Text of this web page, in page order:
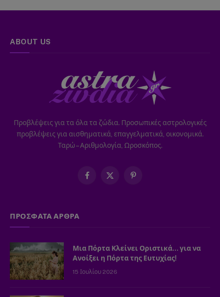
ABOUT US
Προβλέψεις για τα όλα τα ζώδια. Προσωπικές αστρολογικές
προβλέψεις για αισθηματικά, επαγγελματικά, οικονομικά.
Ταρώ – Αριθμολογία, Ωροσκόπος.
Facebook
X
Pinterest
ΠΡΟΣΦΑΤΑ ΑΡΘΡΑ
Μια Πόρτα Κλείνει Οριστικά… για να
Ανοίξει η Πόρτα της Ευτυχίας!
15 Ιουλίου 2026